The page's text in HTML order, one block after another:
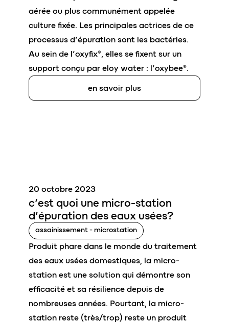
aérée ou plus communément appelée
culture fixée. Les principales actrices de ce
processus d’épuration sont les bactéries.
Au sein de l’oxyfix®, elles se fixent sur un
support conçu par eloy water : l’oxybee®.
en savoir plus
c’est quoi une micro-station
d’épuration des eaux usées?
20 octobre 2023
assainissement - microstation
Produit phare dans le monde du traitement
des eaux usées domestiques, la micro-
station est une solution qui démontre son
efficacité et sa résilience depuis de
nombreuses années. Pourtant, la micro-
station reste (très/trop) reste un produit